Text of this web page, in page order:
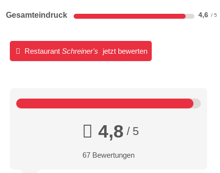
Gesamteindruck 4,6
Restaurant Schreiner's jetzt bewerten
4,8 / 5
67 Bewertungen